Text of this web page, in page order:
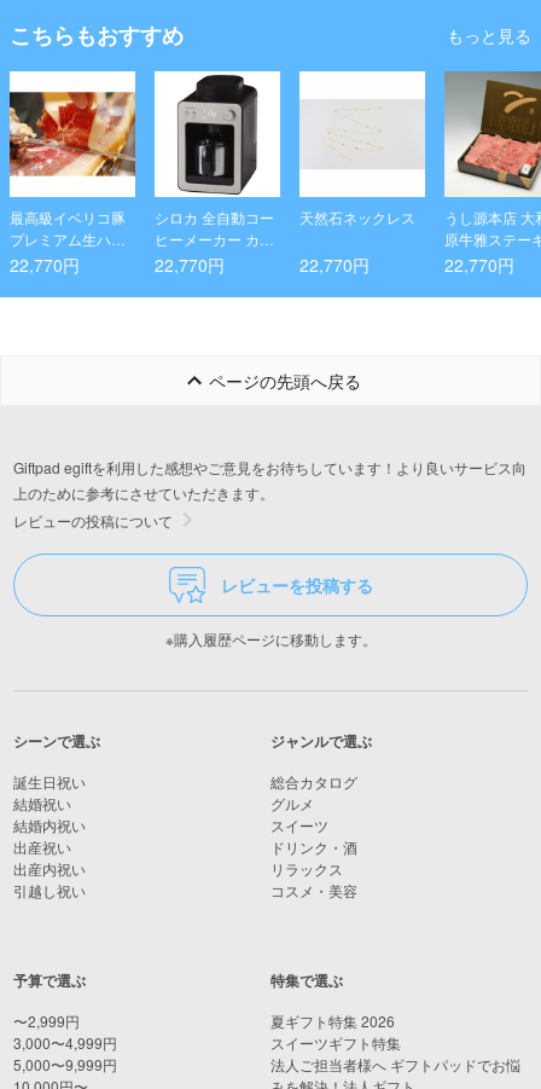
こちらもおすすめ もっと見る
最高級イベリコ豚
プレミアム生ハム
セット
22,770円
シロカ 全自動コー
ヒーメーカー カフ
ェばこ SC-A372S
22,770円
天然石ネックレス
22,770円
うし源本店 大
原牛雅ステー
0g
22,770円
ページの先頭へ戻る
Giftpad egiftを利用した感想やご意見をお待ちしています！より良いサービス向
上のために参考にさせていただきます。
レビューの投稿について
レビューを投稿する
※購入履歴ページに移動します。
シーンで選ぶ
誕生日祝い
結婚祝い
結婚内祝い
出産祝い
出産内祝い
引越し祝い
予算で選ぶ
〜2,999円
3,000〜4,999円
5,000〜9,999円
ジャンルで選ぶ
総合カタログ
グルメ
スイーツ
ドリンク・酒
リラックス
コスメ・美容
特集で選ぶ
夏ギフト特集 2026
スイーツギフト特集
法人ご担当者様へ ギフトパッドでお悩